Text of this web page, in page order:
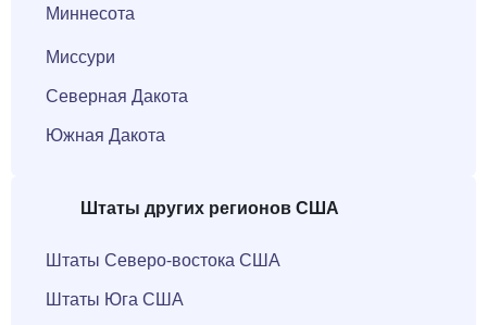
Миннесота
Миссури
Северная Дакота
Южная Дакота
Штаты других регионов США
Штаты Северо-востока США
Штаты Юга США